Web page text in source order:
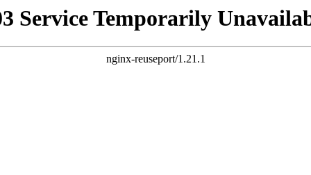
Service Temporarily
nginx-reuseport/1.21.1